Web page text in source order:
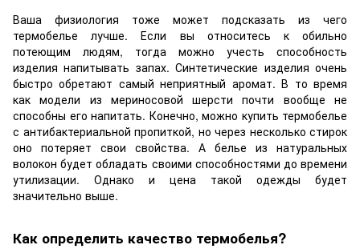
Ваша физиология тоже может подсказать из чего
термобелье лучше. Если вы относитесь к обильно
потеющим людям, тогда можно учесть способность
изделия напитывать запах. Синтетические изделия очень
быстро обретают самый неприятный аромат. В то время
как модели из мериносовой шерсти почти вообще не
способны его напитать. Конечно, можно купить термобелье
с антибактериальной пропиткой, но через несколько стирок
оно потеряет свои свойства. А белье из натуральных
волокон будет обладать своими способностями до времени
утилизации. Однако и цена такой одежды будет
значительно выше.
Как определить качество термобелья?